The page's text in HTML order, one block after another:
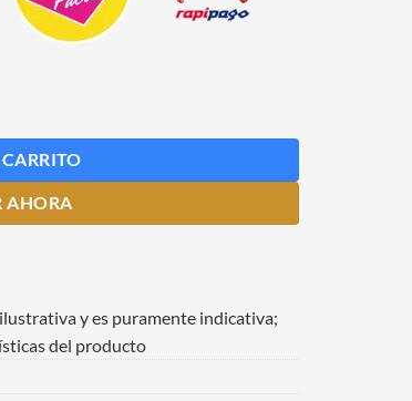
AHORA
y es puramente indicativa;
del producto